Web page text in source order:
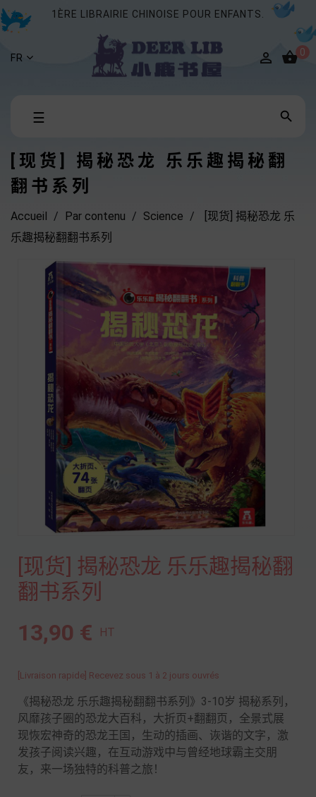
1ÈRE LIBRAIRIE CHINOISE POUR ENFANTS.
FR  0
Basculer
☰ 
[现货] 揭秘恐龙 乐乐趣揭秘翻
翻书系列
Accueil Par contenu Science
[现货] 揭秘恐龙 乐
乐趣揭秘翻翻书系列
[现货] 揭秘恐龙 乐乐趣揭秘翻
翻书系列
13,90 € HT
[Livraison rapide] Recevez sous 1 à 2 jours ouvrés
《揭秘恐龙 乐乐趣揭秘翻翻书系列》3-10岁 揭秘系列，
风靡孩子圈的恐龙大百科，大折页+翻翻页，全景式展
现恢宏神奇的恐龙王国，生动的插画、诙谐的文字，激
发孩子阅读兴趣，在互动游戏中与曾经地球霸主交朋
友，来一场独特的科普之旅！